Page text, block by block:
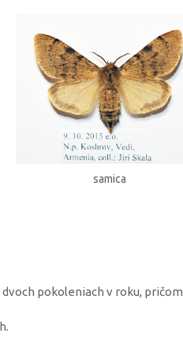
samica
dvoch pokoleniach v roku,